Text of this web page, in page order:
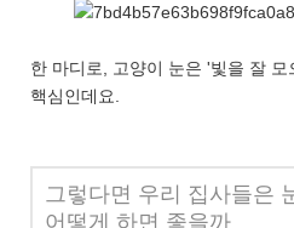
한 마디로, 고양이 눈은 '빛을 잘
핵심인데요.
그렇다면 우리 집사들은
어떻게 하면 좋을까